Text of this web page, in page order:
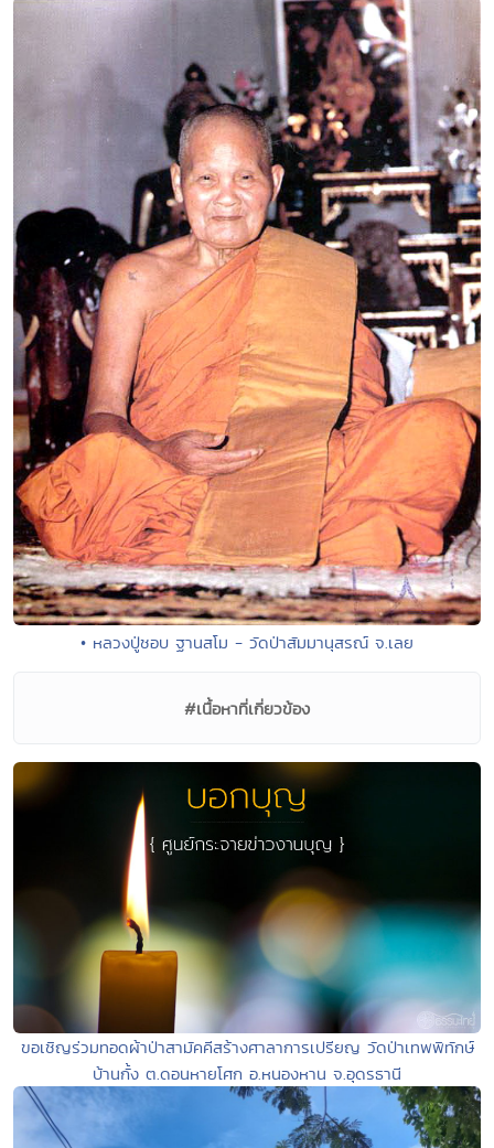
• หลวงปู่ชอบ ฐานสโม - วัดป่าสัมมานุสรณ์ จ.เลย
#เนื้อหาที่เกี่ยวข้อง
ขอเชิญร่วมทอดผ้าป่าสามัคคีสร้างศาลาการเปรียญ วัดป่าเทพพิทักษ์
บ้านกั้ง ต.ดอนหายโศก อ.หนองหาน จ.อุดรธานี